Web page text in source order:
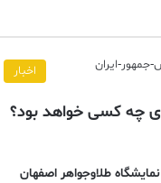
اخبار
چه کسی خواهد بود؟
نمایشگاه طلاوجواهر اصفهان